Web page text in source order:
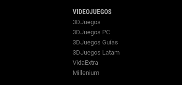
VIDEOJUEGOS
3DJuegos
3DJuegos PC
3DJuegos Guías
3DJuegos Latam
VidaExtra
Millenium